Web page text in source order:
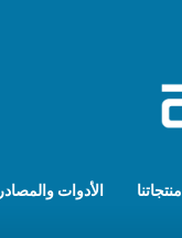
منتجاتنا الأدوات والمصادر